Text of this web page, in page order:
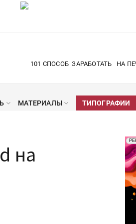
101 СПОСОБ ЗАРАБОТАТЬ НА
МАТЕРИАЛЫ ТИПОГРАФИИ
на